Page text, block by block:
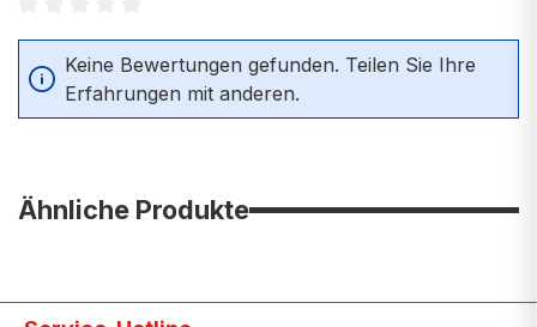
Durchschnittliche Bewertung von 0 von 5 Sternen
Keine Bewertungen gefunden. Teilen Sie Ihre
Erfahrungen mit anderen.
Ähnliche Produkte